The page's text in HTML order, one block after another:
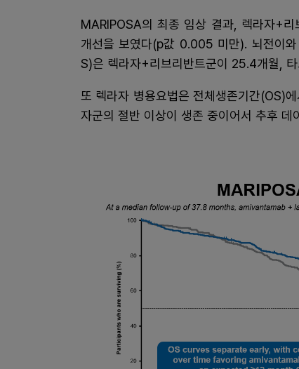
MARIPOSA의 최종 임상 결과, 렉라자+
개선을 보였다(p값 0.005 미만). 뇌전이
S)은 렉라자+리브리반트군이 25.4개월,
또 렉라자 병용요법은 전체생존기간(OS)
자군의 절반 이상이 생존 중이어서 추후